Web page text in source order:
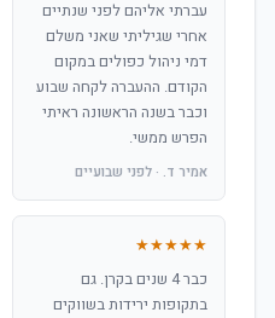
עברתי אליהם לפני שנתיים
אחרי שגיליתי שאני משלם
דמי ניהול כפולים במקום
הקודם. ההעברה לקחה שבוע
וכבר בשנה הראשונה ראיתי
הפרש ממשי.
אמיר ד. · לפני שבועיים
★★★★★
כבר 4 שנים בקרן. גם
בתקופות ירידות בשווקים